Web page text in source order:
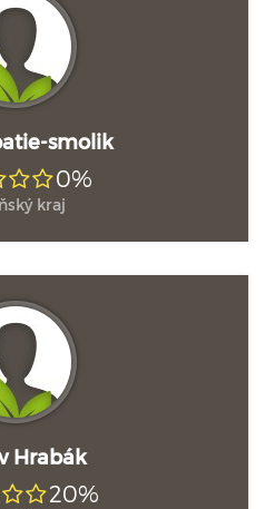
smolik
0%
kraj
Hrabák
20%